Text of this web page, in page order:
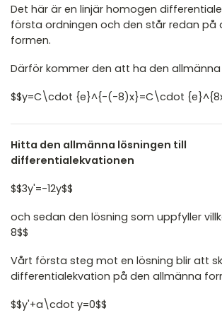
Det här är en linjär homogen
första ordningen och den står redan på
formen.
Därför kommer den att ha den
$$y=C\cdot {e}^{-(-8)x}=C\cdot
Hitta den allmänna lösningen till
differentialekvationen
$$3y'=-12y$$
och sedan den lösning som uppfyller
8$$
Vårt första steg mot en lösning blir att
differentialekvation på den allmänna
$$y'+a\cdot y=0$$